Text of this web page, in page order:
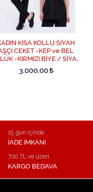
KISA KOLLU SİYAH
CEKET -KEP ve BEL
-KIRMIZI BİYE / SİYAH
SET - KırmızıBiye-
Siyah
3.000,00
15 gün içinde
İADE İMKANI
700 TL ve üzeri
KARGO BEDAVA